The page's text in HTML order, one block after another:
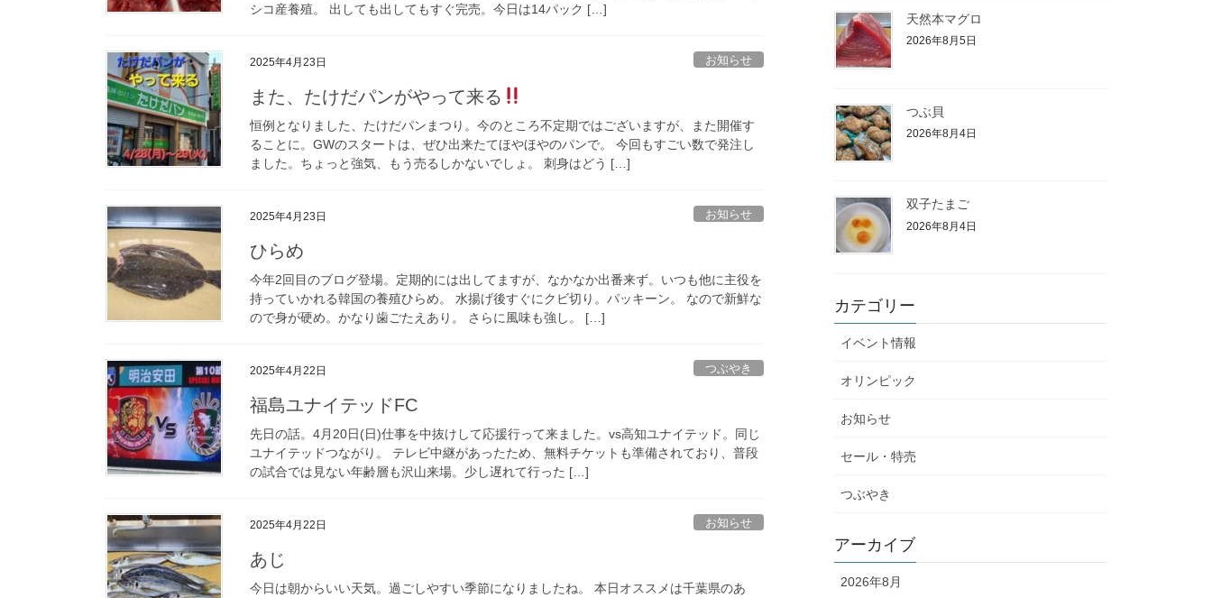
シコ産養殖。 出しても出してもすぐ完売。今日は14パック […]
2025年4月23日 お知らせ
また、たけだパンがやって来る
恒例となりました、たけだパンまつり。今のところ不定期ではございますが、また開催す
ることに。GWのスタートは、ぜひ出来たてほやほやのパンで。 今回もすごい数で発注し
ました。ちょっと強気、もう売るしかないでしょ。 刺身はどう […]
2025年4月23日 お知らせ
ひらめ
今年2回目のブログ登場。定期的には出してますが、なかなか出番来ず。いつも他に主役を
持っていかれる韓国の養殖ひらめ。 水揚げ後すぐにクビ切り。パッキーン。 なので新鮮な
ので身が硬め。かなり歯ごたえあり。 さらに風味も強し。 […]
2025年4月22日 つぶやき
福島ユナイテッドFC
先日の話。4月20日(日)仕事を中抜けして応援行って来ました。vs高知ユナイテッド。同じ
ユナイテッドつながり。 テレビ中継があったため、無料チケットも準備されており、普段
の試合では見ない年齢層も沢山来場。少し遅れて行った […]
2025年4月22日 お知らせ
あじ
今日は朝からいい天気。過ごしやすい季節になりましたね。 本日オススメは千葉県のあ
天然本マグロ
2026年8月5日
つぶ貝
2026年8月4日
双子たまご
2026年8月4日
カテゴリー
イベント情報
オリンピック
お知らせ
セール・特売
つぶやき
アーカイブ
2026年8月